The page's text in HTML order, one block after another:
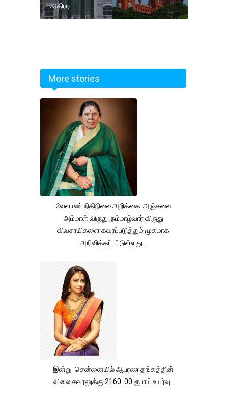
அதிரடி
More stories
வேளாண் நிதிநிலை அறிக்கை-அஞ்சலை
அம்மாள் விருது ,நம்மாழ்வார் விருது
விவசாயிகளை கவரப்படுத்தும் முகமாக
அறிவிக்கப்பட்டுள்ளது...
இன்று சென்னையில் ஆபரண தங்கத்தின்
விலை சவரனுக்கு 2160 .00 ரூபாய் உயர்வு .